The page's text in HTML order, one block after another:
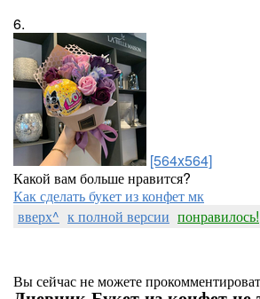
6.
[564x564]
Какой вам больше нравится?
Как сделать букет из конфет мк
вверх^ к полной версии понравилось!
Вы сейчас не можете